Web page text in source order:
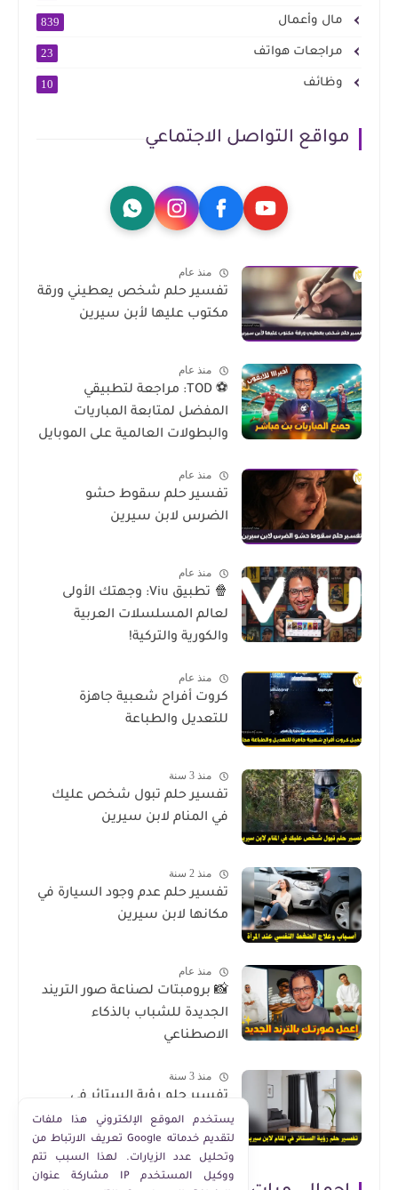
مال وأعمال 839
مراجعات هواتف 23
وظائف 10
مواقع التواصل الاجتماعي
منذ عام
تفسير حلم شخص يعطيني ورقة
مكتوب عليها لأبن سيرين
منذ عام
⚽ TOD: مراجعة لتطبيقي
المفضل لمتابعة المباريات
والبطولات العالمية على الموبايل
منذ عام
تفسير حلم سقوط حشو
الضرس لابن سيرين
منذ عام
🍿 تطبيق Viu: وجهتك الأولى
لعالم المسلسلات العربية
والكورية والتركية!
منذ عام
كروت أفراح شعبية جاهزة
للتعديل والطباعة
منذ 3 سنة
تفسير حلم تبول شخص عليك
في المنام لابن سيرين
منذ 2 سنة
تفسير حلم عدم وجود السيارة في
مكانها لابن سيرين
منذ عام
📸 برومبتات لصناعة صور التريند
الجديدة للشباب بالذكاء
الاصطناعي
منذ 3 سنة
تفسير حلم رؤية الستائر في
المنام لابن سيرين
يستخدم الموقع الإلكتروني هذا ملفات
تعريف الارتباط من Google لتقديم خدماته
وتحليل عدد الزيارات. لهذا السبب تتم
مشاركة عنوان IP ووكيل المستخدم